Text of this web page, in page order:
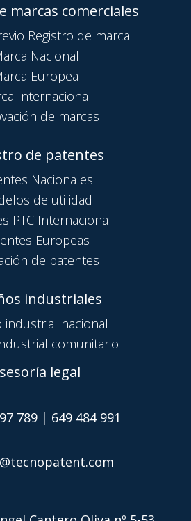
marcas comerciales
Registro de marca
Nacional
Europea
Internacional
de marcas
de patentes
Nacionales
de utilidad
PTC Internacional
Europeas
de patentes
industriales
industrial nacional
comunitario
legal
789 | 649 484 991